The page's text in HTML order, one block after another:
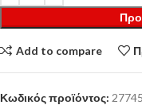
Add to compare
Κωδικός προϊόντος: 27745